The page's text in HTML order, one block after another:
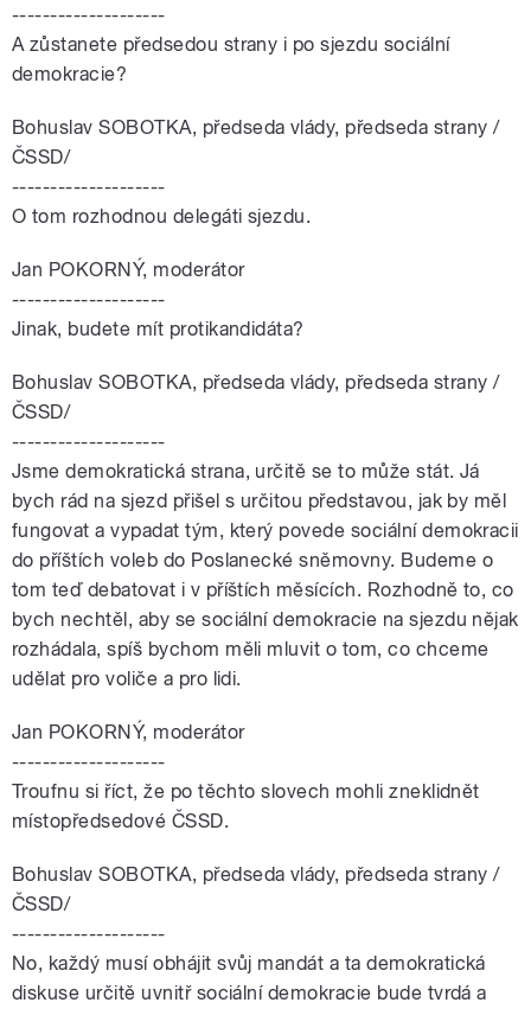
--------------------
A zůstanete předsedou strany i po sjezdu sociální
demokracie?
Bohuslav SOBOTKA, předseda vlády, předseda strany /
ČSSD/
--------------------
O tom rozhodnou delegáti sjezdu.
Jan POKORNÝ, moderátor
--------------------
Jinak, budete mít protikandidáta?
Bohuslav SOBOTKA, předseda vlády, předseda strany /
ČSSD/
--------------------
Jsme demokratická strana, určitě se to může stát. Já
bych rád na sjezd přišel s určitou představou, jak by měl
fungovat a vypadat tým, který povede sociální demokracii
do příštích voleb do Poslanecké sněmovny. Budeme o
tom teď debatovat i v příštích měsících. Rozhodně to, co
bych nechtěl, aby se sociální demokracie na sjezdu nějak
rozhádala, spíš bychom měli mluvit o tom, co chceme
udělat pro voliče a pro lidi.
Jan POKORNÝ, moderátor
--------------------
Troufnu si říct, že po těchto slovech mohli zneklidnět
místopředsedové ČSSD.
Bohuslav SOBOTKA, předseda vlády, předseda strany /
ČSSD/
--------------------
No, každý musí obhájit svůj mandát a ta demokratická
diskuse určitě uvnitř sociální demokracie bude tvrdá a